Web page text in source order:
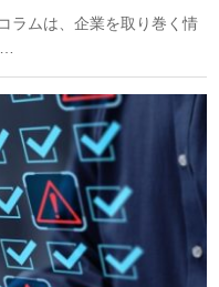
ラムは、企業を取り巻く情